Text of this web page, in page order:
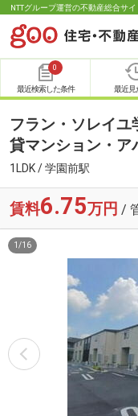
NTTグループ運営の不動産総合サ
0
最近検索した条件 最近見
フラン・ソレイ
貸マンション・ア
1LDK / 学園前駅
賃料6.75万円 /
1 /16